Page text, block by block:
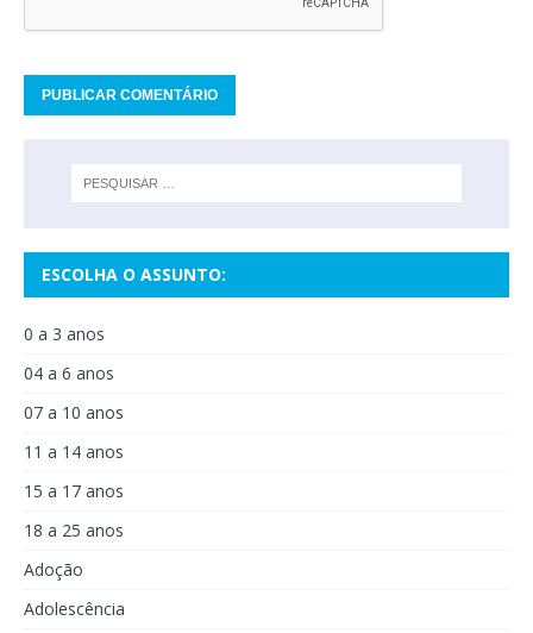
ESCOLHA O ASSUNTO:
0 a 3 anos
04 a 6 anos
07 a 10 anos
11 a 14 anos
15 a 17 anos
18 a 25 anos
Adoção
Adolescência